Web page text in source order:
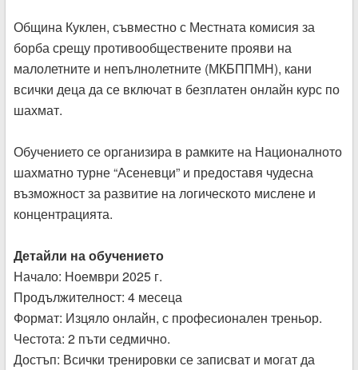
Община Куклен, съвместно с Местната комисия за
борба срещу противообществените прояви на
малолетните и непълнолетните (МКБППМН), кани
всички деца да се включат в безплатен онлайн курс по
шахмат.
Обучението се организира в рамките на Националното
шахматно турне “Асеневци” и предоставя чудесна
възможност за развитие на логическото мислене и
концентрацията.
Детайли на обучението
Начало: Ноември 2025 г.
Продължителност: 4 месеца
Формат: Изцяло онлайн, с професионален треньор.
Честота: 2 пъти седмично.
Достъп: Всички тренировки се записват и могат да